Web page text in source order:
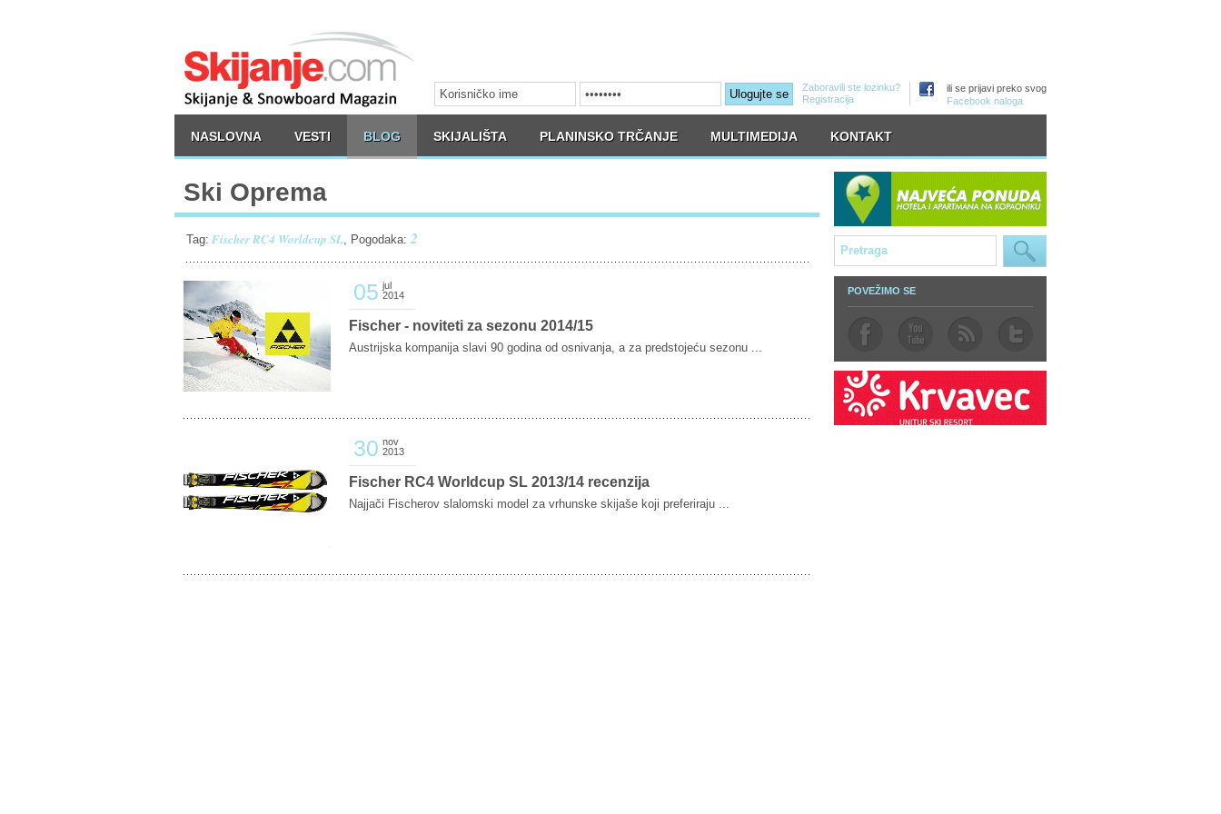
Ulogujte se
Zaboravili ste lozinku?
Registracija
ili se prijavi preko svog
Facebook naloga
NASLOVNA VESTI BLOG SKIJALIŠTA PLANINSKO TRČANJE MULTIMEDIJA KONTAKT
Ski Oprema
Tag: Fischer RC4 Worldcup SL, Pogodaka:2
05 jul
2014
Fischer - noviteti za sezonu 2014/15
Austrijska kompanija slavi 90 godina od osnivanja, a za predstojeću sezonu ...
30 nov
2013
Fischer RC4 Worldcup SL 2013/14 recenzija
Najjači Fischerov slalomski model za vrhunske skijaše koji preferiraju ...
POVEŽIMO SE